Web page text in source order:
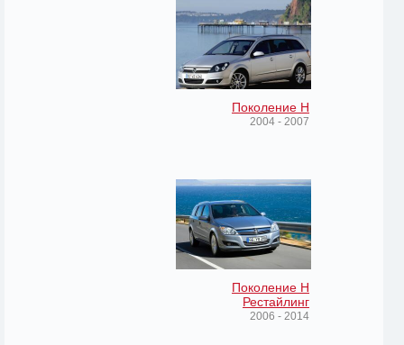
Поколение H
2004 - 2007
Поколение H
Рестайлинг
2006 - 2014